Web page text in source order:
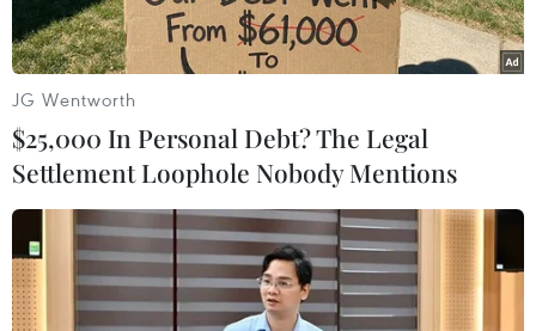
JG Wentworth
$25,000 In Personal Debt? The Legal
Settlement Loophole Nobody Mentions